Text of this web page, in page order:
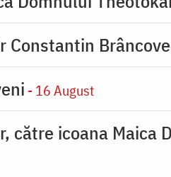
Constantin
- 16 August
către icoana Maica